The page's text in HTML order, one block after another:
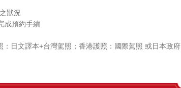
狀況
成預約手續
日文譯本+台灣駕照；香港護照：國際駕照 或日本政府